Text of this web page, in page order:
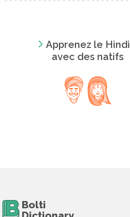
Apprenez le Hindi
avec des natifs
Bolti